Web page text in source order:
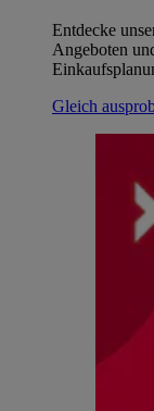
Entdecke
Angeboten
Gleich